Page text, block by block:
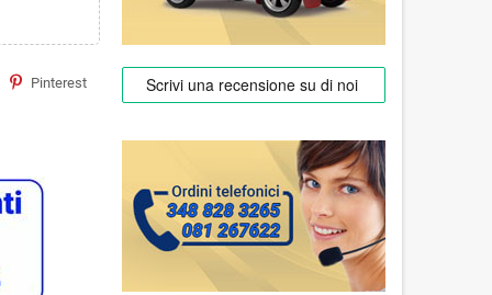
Pinterest